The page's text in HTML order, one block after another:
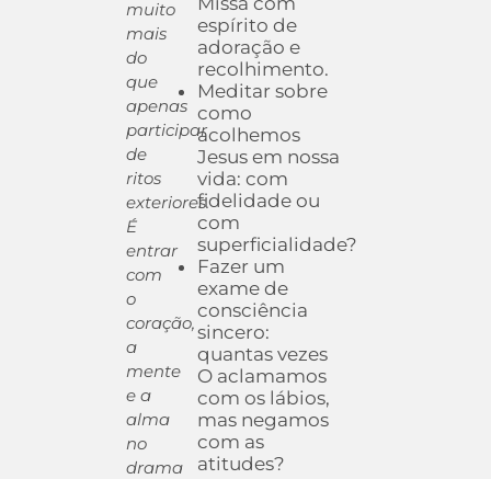
muito
mais
do
que
apenas
participar
de
ritos
exteriores.
É
entrar
com
o
coração,
a
mente
e a
alma
no
drama
espírito de
adoração e
recolhimento.
Meditar sobre
como
acolhemos
Jesus em nossa
vida: com
fidelidade ou
com
superficialidade?
Fazer um
exame de
consciência
sincero:
quantas vezes
O aclamamos
com os lábios,
mas negamos
com as
atitudes?